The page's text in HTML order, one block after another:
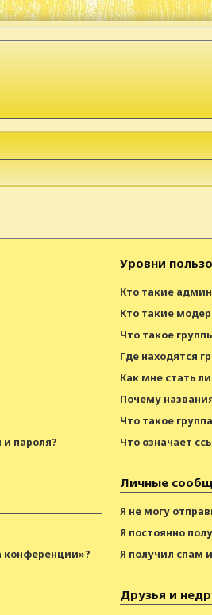
пароля?
конференции»?
Уровни
Кто такие
Кто такие
Что такое
Где находятся
Как мне стать
Почему
Что такое
Что означает
Личные
Я не могу
Я постоянно
Я получил спам
Друзья и